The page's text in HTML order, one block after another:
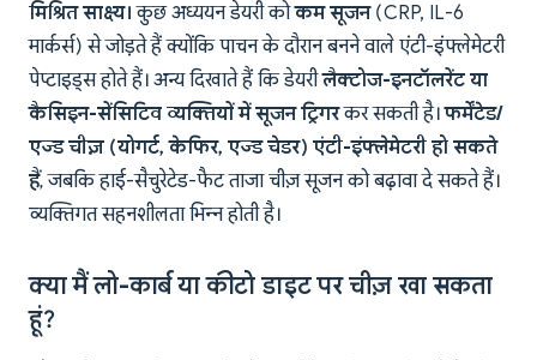
मिश्रित साक्ष्य। कुछ अध्ययन डेयरी कोकम सूजन(CRP, IL-6
मार्कर्स) से जोड़ते हैं क्योंकि पाचन के दौरान बनने वाले एंटी-इंफ्लेमेटरी
पेप्टाइड्स होते हैं। अन्य दिखाते हैं कि डेयरीलैक्टोज-इनटॉलरेंट या
कैसिइन-सेंसिटिव व्यक्तियों में सूजन ट्रिगरकर सकती है।फर्मेंटेड/
एज्ड चीज़ (योगर्ट, केफिर, एज्ड चेडर) एंटी-इंफ्लेमेटरी हो सकते
हैं, जबकि हाई-सैचुरेटेड-फैट ताजा चीज़ सूजन को बढ़ावा दे सकते हैं।
व्यक्तिगत सहनशीलता भिन्न होती है।
क्या मैं लो-कार्ब या कीटो डाइट पर चीज़ खा सकता
हूं?